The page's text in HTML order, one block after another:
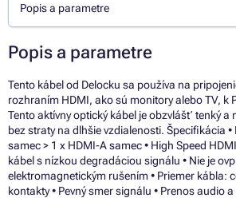
Popis a parametre
Popis a parametre
Tento kábel od Delocku sa používa na
rozhraním HDMI, ako sú monitory alebo TV, k
Tento aktívny optický kábel je obzvlášť tenký
bez straty na dlhšie vzdialenosti. Špecifikácia
samec > 1 x HDMI-A samec • High Speed
kábel s nízkou degradáciou signálu • Nie je
elektromagnetickým rušením • Priemer kábla:
kontakty • Pevný smer signálu • Prenos audio